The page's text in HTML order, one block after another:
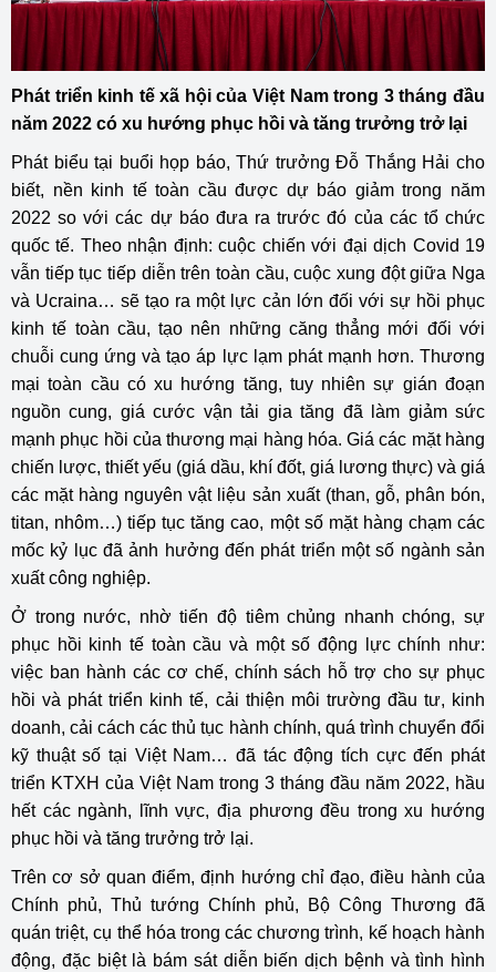
Phát triển kinh tế xã hội của Việt Nam trong 3 tháng đầu
năm 2022 có xu hướng phục hồi và tăng trưởng trở lại
Phát biểu tại buổi họp báo, Thứ trưởng Đỗ Thắng Hải cho
biết, nền kinh tế toàn cầu được dự báo giảm trong năm
2022 so với các dự báo đưa ra trước đó của các tổ chức
quốc tế. Theo nhận định: cuộc chiến với đại dịch Covid 19
vẫn tiếp tục tiếp diễn trên toàn cầu, cuộc xung đột giữa Nga
và Ucraina… sẽ tạo ra một lực cản lớn đối với sự hồi phục
kinh tế toàn cầu, tạo nên những căng thẳng mới đối với
chuỗi cung ứng và tạo áp lực lạm phát mạnh hơn. Thương
mại toàn cầu có xu hướng tăng, tuy nhiên sự gián đoạn
nguồn cung, giá cước vận tải gia tăng đã làm giảm sức
mạnh phục hồi của thương mại hàng hóa. Giá các mặt hàng
chiến lược, thiết yếu (giá dầu, khí đốt, giá lương thực) và giá
các mặt hàng nguyên vật liệu sản xuất (than, gỗ, phân bón,
titan, nhôm…) tiếp tục tăng cao, một số mặt hàng chạm các
mốc kỷ lục đã ảnh hưởng đến phát triển một số ngành sản
xuất công nghiệp.
Ở trong nước, nhờ tiến độ tiêm chủng nhanh chóng, sự
phục hồi kinh tế toàn cầu và một số động lực chính như:
việc ban hành các cơ chế, chính sách hỗ trợ cho sự phục
hồi và phát triển kinh tế, cải thiện môi trường đầu tư, kinh
doanh, cải cách các thủ tục hành chính, quá trình chuyển đổi
kỹ thuật số tại Việt Nam… đã tác động tích cực đến phát
triển KTXH của Việt Nam trong 3 tháng đầu năm 2022, hầu
hết các ngành, lĩnh vực, địa phương đều trong xu hướng
phục hồi và tăng trưởng trở lại.
Trên cơ sở quan điểm, định hướng chỉ đạo, điều hành của
Chính phủ, Thủ tướng Chính phủ, Bộ Công Thương đã
quán triệt, cụ thể hóa trong các chương trình, kế hoạch hành
động, đặc biệt là bám sát diễn biến dịch bệnh và tình hình